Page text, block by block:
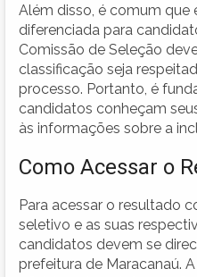
Além disso, é comum que
diferenciada para
Comissão de Seleção
classificação seja
processo. Portanto, é
candidatos conheçam
às informações sobre a
Como Acessar o
Para acessar o resultado
seletivo e as suas
candidatos devem se
prefeitura de Maracanaú.